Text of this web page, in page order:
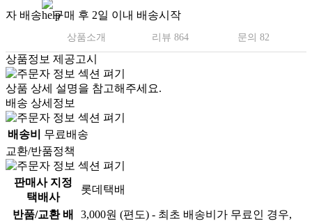
자 배송 구매 후 2일 이내 배송시작
상품소개 리뷰 864 문의 82
상품정보 제공고시
상품 상세 설명을 참고해주세요.
배송 상세정보
배송비
무료배송
교환/반품정책
판매사 지정
택배사
롯데택배
반품/교환 배
3,000원 (편도) - 최초 배송비가 무료인 경우,